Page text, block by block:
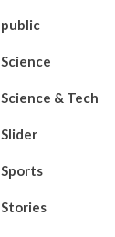
public
Science
Science & Tech
Slider
Sports
Stories